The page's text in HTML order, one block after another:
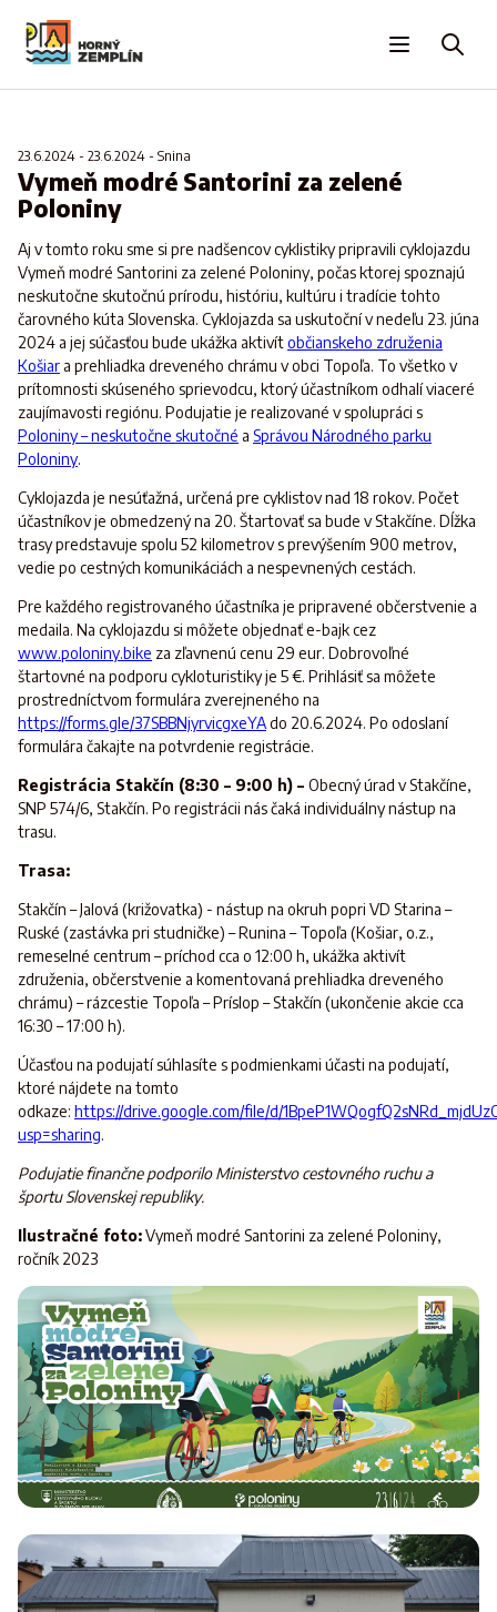
23.6.2024 - 23.6.2024 - Snina
Vymeň modré Santorini za zelené
Poloniny
Aj v tomto roku sme si pre nadšencov cyklistiky pripravili cyklojazdu
Vymeň modré Santorini za zelené Poloniny, počas ktorej spoznajú
neskutočne skutočnú prírodu, históriu, kultúru i tradície tohto
čarovného kúta Slovenska. Cyklojazda sa uskutoční v nedeľu 23. júna
2024 a jej súčasťou bude ukážka aktivítobčianskeho združenia
Košiar a prehliadka dreveného chrámu v obci Topoľa. To všetko v
prítomnosti skúseného sprievodcu, ktorý účastníkom odhalí viaceré
zaujímavosti regiónu. Podujatie je realizované v spolupráci s
Poloniny – neskutočne skutočné a Správou Národného parku
Poloniny.
Cyklojazda je nesúťažná, určená pre cyklistov nad 18 rokov. Počet
účastníkov je obmedzený na 20. Štartovať sa bude v Stakčíne. Dĺžka
trasy predstavuje spolu 52 kilometrov s prevýšením 900 metrov,
vedie po cestných komunikáciách a nespevnených cestách.
Pre každého registrovaného účastníka je pripravené občerstvenie a
medaila. Na cyklojazdu si môžete objednať e-bajk cez
www.poloniny.bike za zľavnenú cenu 29 eur. Dobrovoľné
štartovné na podporu cykloturistiky je 5 €. Prihlásiť sa môžete
prostredníctvom formulára zverejneného na
https://forms.gle/37SBBNjyrvicgxeYAdo 20.6.2024. Po odoslaní
formulára čakajte na potvrdenie registrácie.
Registrácia Stakčín (8:30 – 9:00 h) – Obecný úrad v Stakčíne,
SNP 574/6, Stakčín. Po registrácii nás čaká individuálny nástup na
trasu.
Trasa:
Stakčín – Jalová (križovatka) - nástup na okruh popri VD Starina –
Ruské (zastávka pri studničke) – Runina – Topoľa (Košiar, o.z.,
remeselné centrum – príchod cca o 12:00 h, ukážka aktivít
združenia, občerstvenie a komentovaná prehliadka dreveného
chrámu) – rázcestie Topoľa – Príslop – Stakčín (ukončenie akcie cca
16:30 – 17:00 h).
Účasťou na podujatí súhlasíte s podmienkami účasti na podujatí,
ktoré nájdete na tomto
odkaze: https://drive.google.com/file/d/
usp=sharing.
Podujatie finančne podporilo Ministerstvo cestovného ruchu a
športu Slovenskej republiky.
Ilustračné foto:Vymeň modré Santorini za zelené Poloniny,
ročník 2023